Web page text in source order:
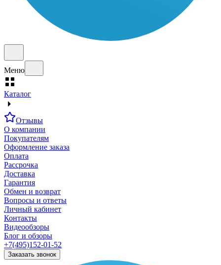
Меню
Каталог
Отзывы
О компании
Покупателям
Оформление заказа
Оплата
Рассрочка
Доставка
Гарантия
Обмен и возврат
Вопросы и ответы
Личный кабинет
Контакты
Видеообзоры
Блог и обзоры
+7(495)152-01-52
Заказать звонок